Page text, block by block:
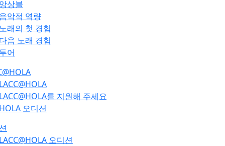
앙상블
음악적 역량
노래의 첫 경험
다음 노래 경험
투어
LACC@HOLA
LACC@HOLA를 지원해 주세요
HOLA 오디션
LACC@HOLA 오디션